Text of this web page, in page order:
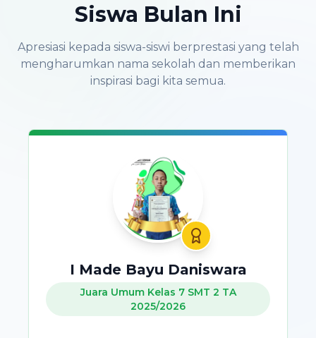
Siswa Bulan Ini
Apresiasi kepada siswa-siswi berprestasi yang telah
mengharumkan nama sekolah dan memberikan
inspirasi bagi kita semua.
I Gusti Ayu Indira Aishwarya
Rani
Juara Umum Kelas 8 SMT 2 TA